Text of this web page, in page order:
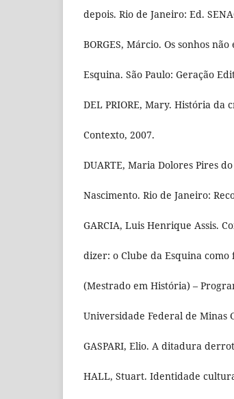
depois. Rio de Janeiro: Ed.
BORGES, Márcio. Os sonhos
Esquina. São Paulo: Geração
DEL PRIORE, Mary. História da
Contexto, 2007.
DUARTE, Maria Dolores Pires
Nascimento. Rio de Janeiro:
GARCIA, Luis Henrique Assis.
dizer: o Clube da Esquina
(Mestrado em História) –
Universidade Federal de Minas
GASPARI, Elio. A ditadura
HALL, Stuart. Identidade